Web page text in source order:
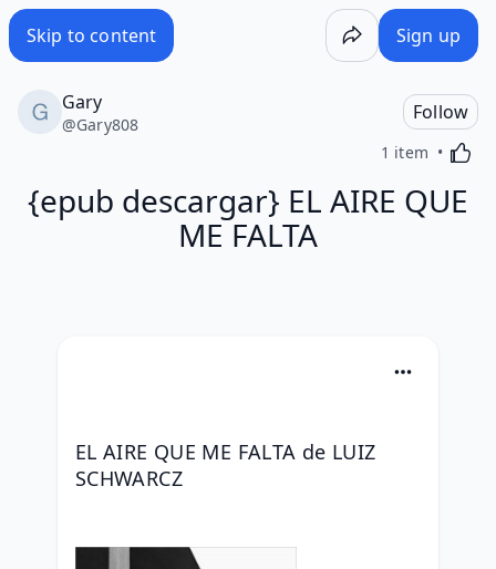
Skip to content Sign up
Gary
@Gary808
Follow
1 item
{epub descargar} EL AIRE QUE
ME FALTA
EL AIRE QUE ME FALTA de LUIZ
SCHWARCZ